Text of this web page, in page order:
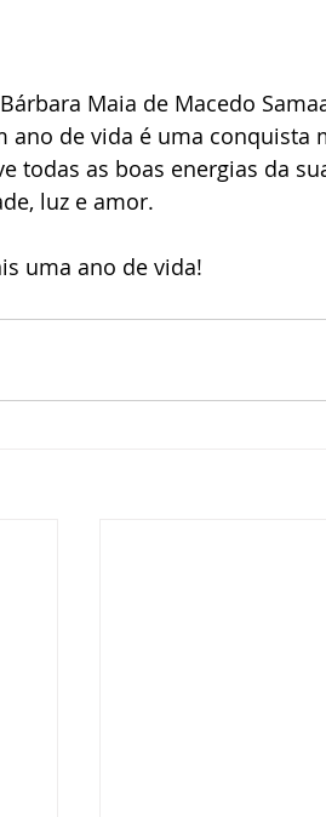
Maia de Macedo
ano de vida é uma conquista
todas as boas energias da
luz e amor.
uma ano de vida!